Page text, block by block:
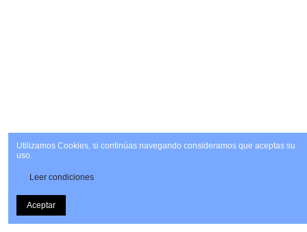
Utilizamos Cookies, si continúas navegando consideramos que aceptas su
uso.
Leer condiciones
Aceptar